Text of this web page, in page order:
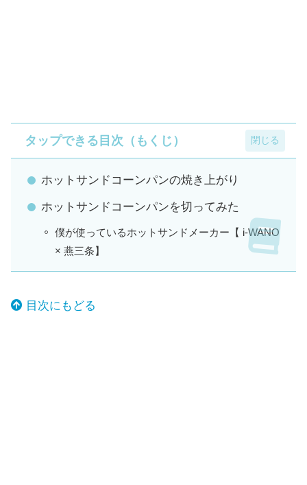
タップできる目次（もくじ）
ホットサンドコーンパンの焼き上がり
ホットサンドコーンパンを切ってみた
僕が使っているホットサンドメーカー【 i-WANO
× 燕三条】
目次にもどる